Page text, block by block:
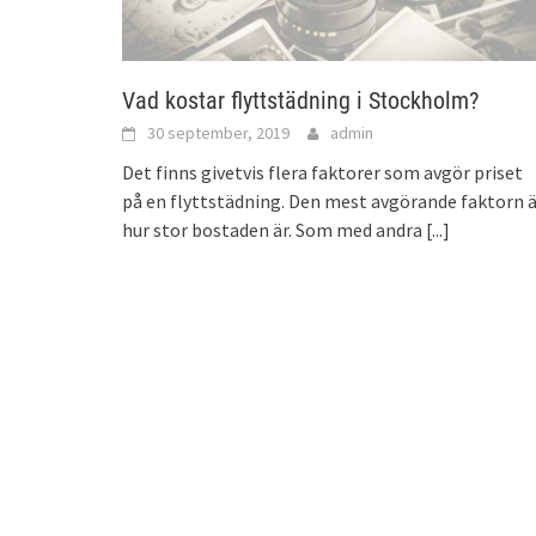
Vad kostar flyttstädning i Stockholm?
30 september, 2019 admin
Det finns givetvis flera faktorer som avgör priset
på en flyttstädning. Den mest avgörande faktorn
hur stor bostaden är. Som med andra [...]